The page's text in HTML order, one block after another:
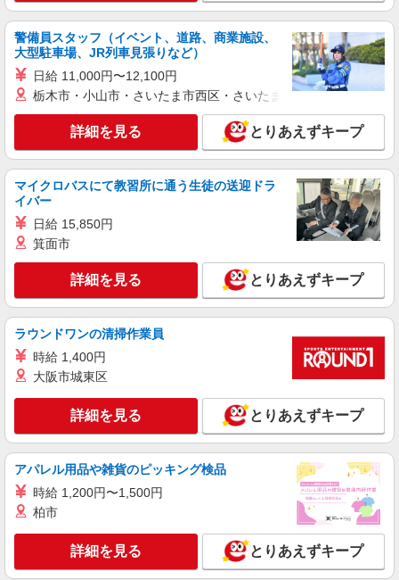
警備員スタッフ（イベント、道路、商業施設、
大型駐車場、JR列車見張りなど）
日給 11,000円〜12,100円
栃木市・小山市・さいたま市西区・さいたま市岩槻区・久喜市・
詳細を見る とりあえずキープ
マイクロバスにて教習所に通う生徒の送迎ドラ
イバー
日給 15,850円
箕面市
詳細を見る とりあえずキープ
ラウンドワンの清掃作業員
時給 1,400円
大阪市城東区
詳細を見る とりあえずキープ
アパレル用品や雑貨のピッキング検品
時給 1,200円〜1,500円
柏市
詳細を見る とりあえずキープ